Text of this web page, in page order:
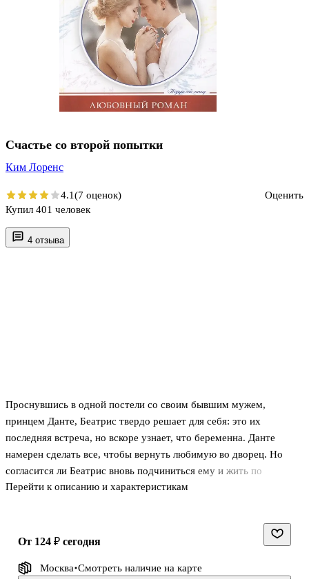
4 отзыва
Проснувшись в одной постели со своим бывшим мужем,
принцем Данте, Беатрис твердо решает для себя: это их
последняя встреча, но вскоре узнает, что беременна. Данте
намерен сделать все, чтобы вернуть любимую во дворец. Но
согласится ли Беатрис вновь подчиниться ему и жить по
королевским правилам и законам?
Перейти к описанию и характеристикам
Счастье со второй попытки
Ким Лоренс
4.1(7 оценок)
Оценить
Купил 401 человек
от 124 ₽ сегодня
Москва Смотреть наличие на карте